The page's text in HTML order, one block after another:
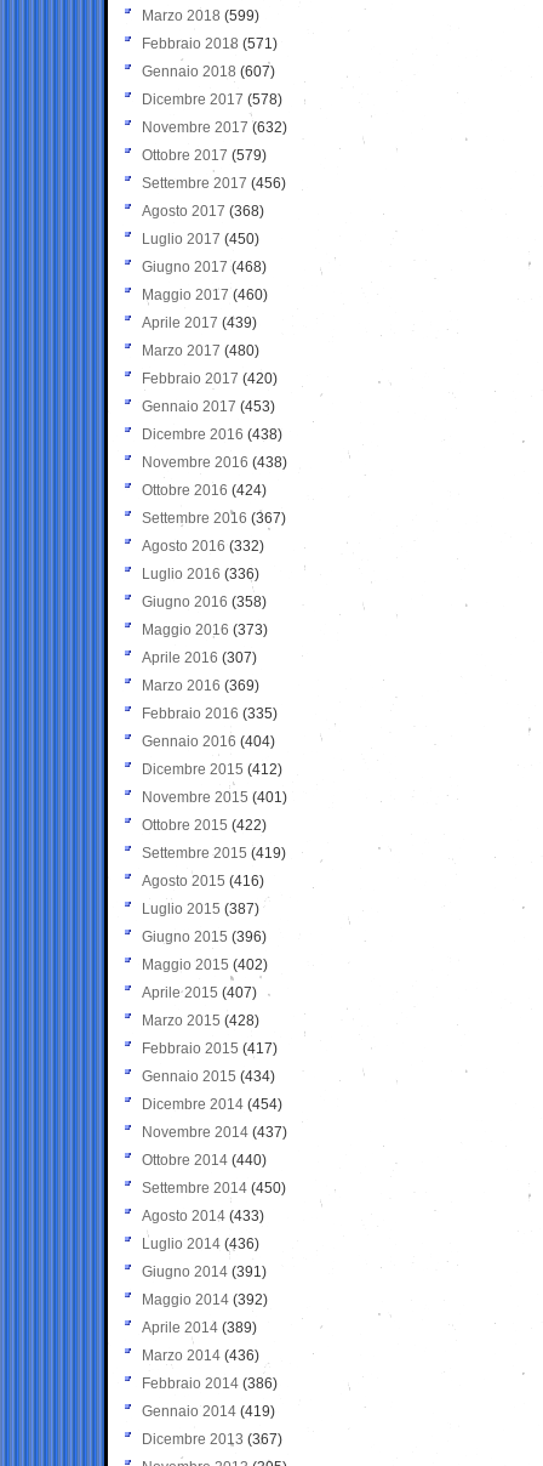
Marzo 2018 (599)
Febbraio 2018 (571)
Gennaio 2018 (607)
Dicembre 2017 (578)
Novembre 2017 (632)
Ottobre 2017 (579)
Settembre 2017 (456)
Agosto 2017 (368)
Luglio 2017 (450)
Giugno 2017 (468)
Maggio 2017 (460)
Aprile 2017 (439)
Marzo 2017 (480)
Febbraio 2017 (420)
Gennaio 2017 (453)
Dicembre 2016 (438)
Novembre 2016 (438)
Ottobre 2016 (424)
Settembre 2016 (367)
Agosto 2016 (332)
Luglio 2016 (336)
Giugno 2016 (358)
Maggio 2016 (373)
Aprile 2016 (307)
Marzo 2016 (369)
Febbraio 2016 (335)
Gennaio 2016 (404)
Dicembre 2015 (412)
Novembre 2015 (401)
Ottobre 2015 (422)
Settembre 2015 (419)
Agosto 2015 (416)
Luglio 2015 (387)
Giugno 2015 (396)
Maggio 2015 (402)
Aprile 2015 (407)
Marzo 2015 (428)
Febbraio 2015 (417)
Gennaio 2015 (434)
Dicembre 2014 (454)
Novembre 2014 (437)
Ottobre 2014 (440)
Settembre 2014 (450)
Agosto 2014 (433)
Luglio 2014 (436)
Giugno 2014 (391)
Maggio 2014 (392)
Aprile 2014 (389)
Marzo 2014 (436)
Febbraio 2014 (386)
Gennaio 2014 (419)
Dicembre 2013 (367)